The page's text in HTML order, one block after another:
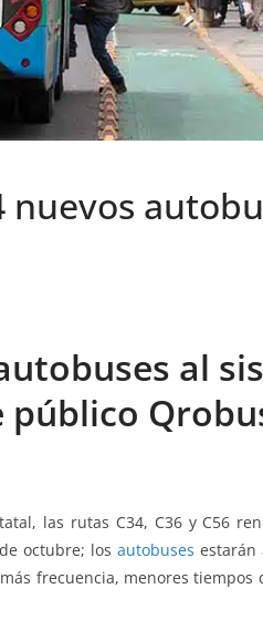
nuevos
al
las rutas C34, C36 y C56
octubre; los autobuses estarán
frecuencia, menores tiempos